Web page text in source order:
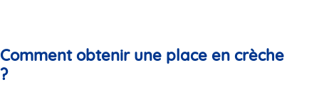
Comment obtenir une place en crèche
?